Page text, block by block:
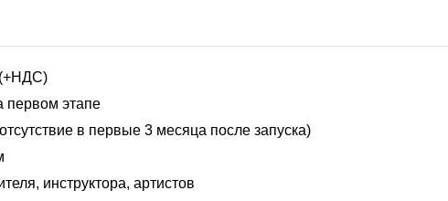
(+НДС)
первом этапе
в первые 3 месяца после запуска)
инструктора, артистов